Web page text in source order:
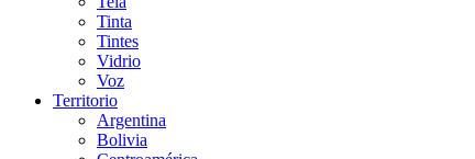
Tinta
Tintes
Vidrio
Voz
Territorio
Argentina
Bolivia